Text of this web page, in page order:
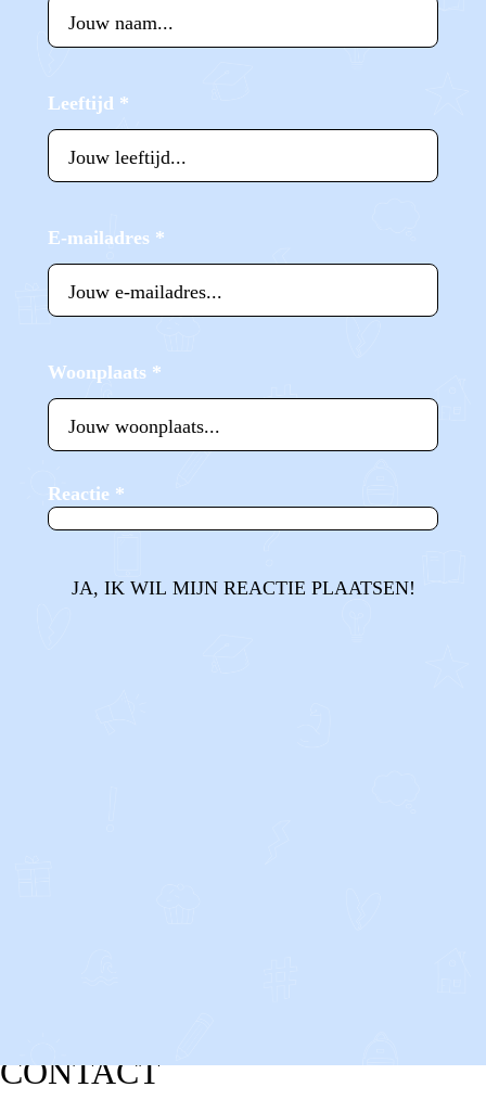
Leeftijd *
E-mailadres *
Woonplaats *
Reactie *
JA, IK WIL MIJN REACTIE PLAATSEN!
CONTACT